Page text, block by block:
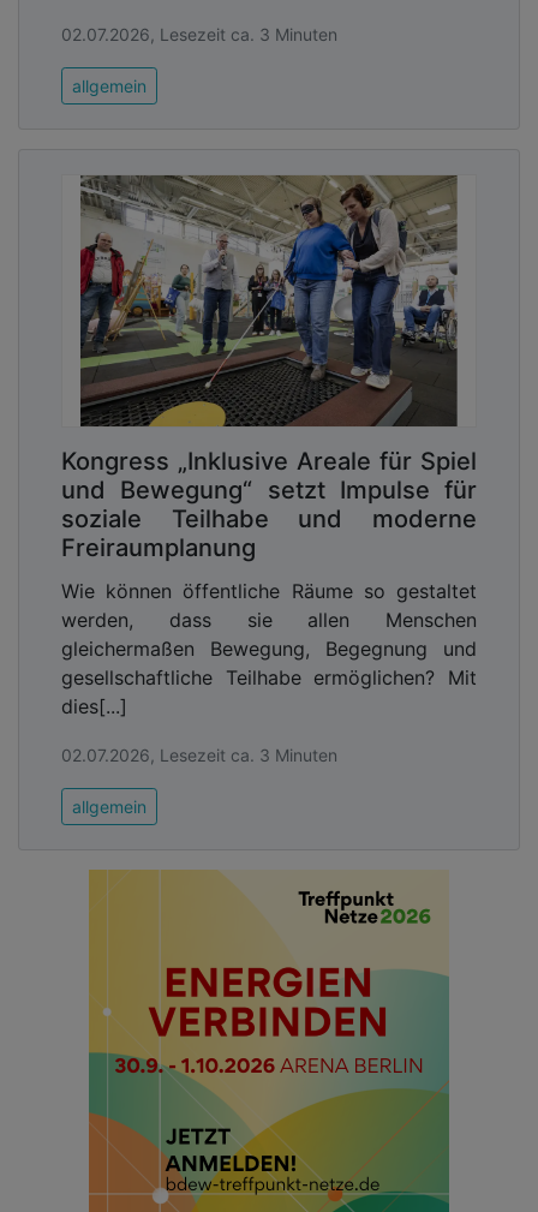
02.07.2026, Lesezeit ca. 3 Minuten
allgemein
Kongress „Inklusive Areale für Spiel
und Bewegung“ setzt Impulse für
soziale Teilhabe und moderne
Freiraumplanung
Wie können öffentliche Räume so gestaltet
werden, dass sie allen Menschen
gleichermaßen Bewegung, Begegnung und
gesellschaftliche Teilhabe ermöglichen? Mit
dies[...]
02.07.2026, Lesezeit ca. 3 Minuten
allgemein